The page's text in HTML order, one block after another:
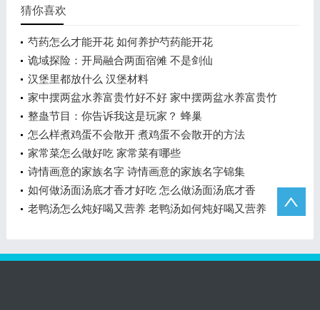
猜你喜欢
芍药怎么才能开花 如何养护芍药能开花
诡域探险：开局融合两面宿傩 不是剑仙
汉堡里都放什么 汉堡材料
家中摆两盆水养富贵竹好不好 家中摆两盆水养富贵竹
可以吗
整蛊节目：你告诉我这是玩家？ 蜂巢
怎么样煮鸡蛋不会散开 煮鸡蛋不会散开的方法
家常菜怎么做好吃 家常菜有哪些
诗情画意的家族名字 诗情画意的家族名字锦集
如何做汤面汤底才香才好吃 怎么做汤面汤底才香
老鸭汤怎么炖好喝又营养 老鸭汤如何炖好喝又营养